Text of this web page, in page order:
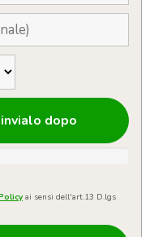
dopo
ai sensi dell'art.13 D.lgs